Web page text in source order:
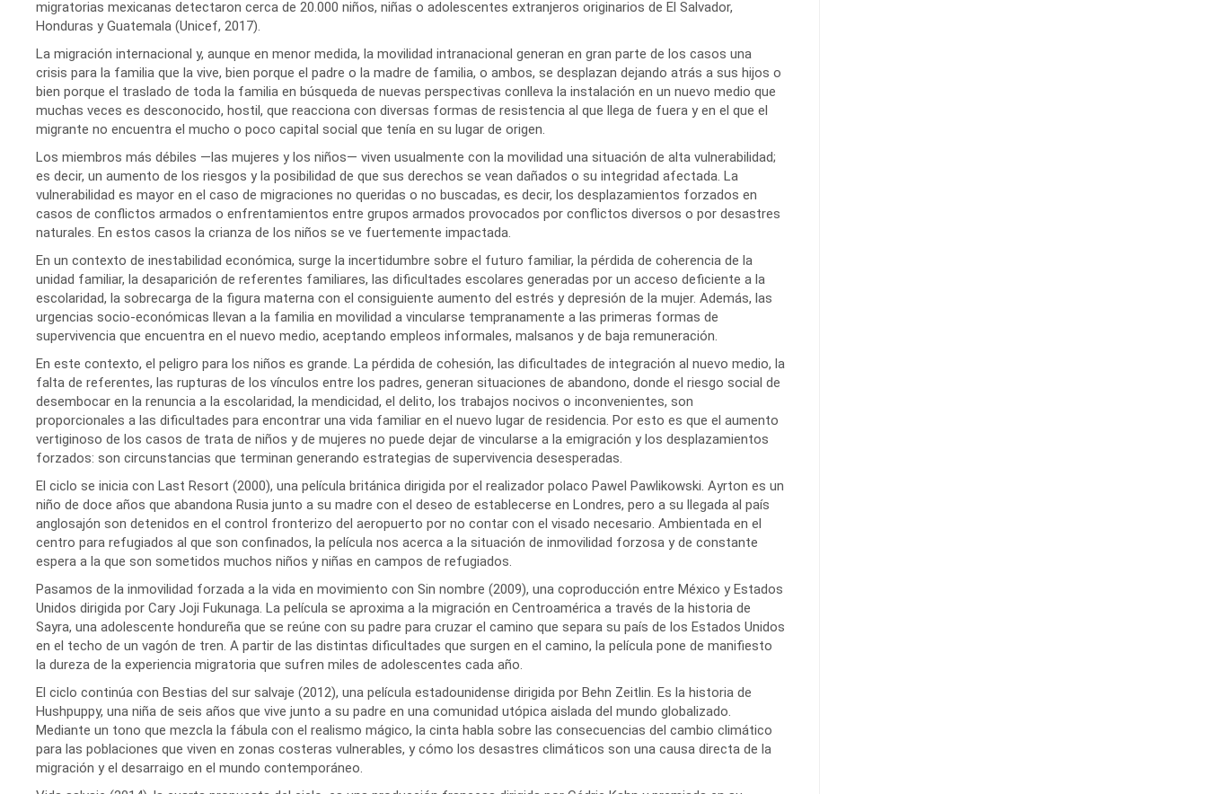
migratorias mexicanas detectaron cerca de 20.000 niños, niñas o adolescentes extranjeros originarios de El Salvador,
Honduras y Guatemala (Unicef, 2017).
La migración internacional y, aunque en menor medida, la movilidad intranacional generan en gran parte de los casos una
crisis para la familia que la vive, bien porque el padre o la madre de familia, o ambos, se desplazan dejando atrás a sus hijos o
bien porque el traslado de toda la familia en búsqueda de nuevas perspectivas conlleva la instalación en un nuevo medio que
muchas veces es desconocido, hostil, que reacciona con diversas formas de resistencia al que llega de fuera y en el que el
migrante no encuentra el mucho o poco capital social que tenía en su lugar de origen.
Los miembros más débiles —las mujeres y los niños— viven usualmente con la movilidad una situación de alta vulnerabilidad;
es decir, un aumento de los riesgos y la posibilidad de que sus derechos se vean dañados o su integridad afectada. La
vulnerabilidad es mayor en el caso de migraciones no queridas o no buscadas, es decir, los desplazamientos forzados en
casos de conflictos armados o enfrentamientos entre grupos armados provocados por conflictos diversos o por desastres
naturales. En estos casos la crianza de los niños se ve fuertemente impactada.
En un contexto de inestabilidad económica, surge la incertidumbre sobre el futuro familiar, la pérdida de coherencia de la
unidad familiar, la desaparición de referentes familiares, las dificultades escolares generadas por un acceso deficiente a la
escolaridad, la sobrecarga de la figura materna con el consiguiente aumento del estrés y depresión de la mujer. Además, las
urgencias socio-económicas llevan a la familia en movilidad a vincularse tempranamente a las primeras formas de
supervivencia que encuentra en el nuevo medio, aceptando empleos informales, malsanos y de baja remuneración.
En este contexto, el peligro para los niños es grande. La pérdida de cohesión, las dificultades de integración al nuevo medio, la
falta de referentes, las rupturas de los vínculos entre los padres, generan situaciones de abandono, donde el riesgo social de
desembocar en la renuncia a la escolaridad, la mendicidad, el delito, los trabajos nocivos o inconvenientes, son
proporcionales a las dificultades para encontrar una vida familiar en el nuevo lugar de residencia. Por esto es que el aumento
vertiginoso de los casos de trata de niños y de mujeres no puede dejar de vincularse a la emigración y los desplazamientos
forzados: son circunstancias que terminan generando estrategias de supervivencia desesperadas.
El ciclo se inicia con Last Resort (2000), una película británica dirigida por el realizador polaco Pawel Pawlikowski. Ayrton es un
niño de doce años que abandona Rusia junto a su madre con el deseo de establecerse en Londres, pero a su llegada al país
anglosajón son detenidos en el control fronterizo del aeropuerto por no contar con el visado necesario. Ambientada en el
centro para refugiados al que son confinados, la película nos acerca a la situación de inmovilidad forzosa y de constante
espera a la que son sometidos muchos niños y niñas en campos de refugiados.
Pasamos de la inmovilidad forzada a la vida en movimiento con Sin nombre (2009), una coproducción entre México y Estados
Unidos dirigida por Cary Joji Fukunaga. La película se aproxima a la migración en Centroamérica a través de la historia de
Sayra, una adolescente hondureña que se reúne con su padre para cruzar el camino que separa su país de los Estados Unidos
en el techo de un vagón de tren. A partir de las distintas dificultades que surgen en el camino, la película pone de manifiesto
la dureza de la experiencia migratoria que sufren miles de adolescentes cada año.
El ciclo continúa con Bestias del sur salvaje (2012), una película estadounidense dirigida por Behn Zeitlin. Es la historia de
Hushpuppy, una niña de seis años que vive junto a su padre en una comunidad utópica aislada del mundo globalizado.
Mediante un tono que mezcla la fábula con el realismo mágico, la cinta habla sobre las consecuencias del cambio climático
para las poblaciones que viven en zonas costeras vulnerables, y cómo los desastres climáticos son una causa directa de la
migración y el desarraigo en el mundo contemporáneo.